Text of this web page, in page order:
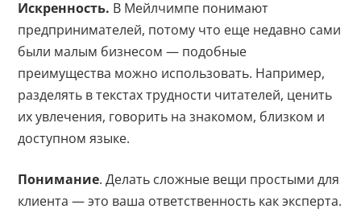
Искренность. В Мейлчимпе понимают
предпринимателей, потому что еще недавно сами
были малым бизнесом — подобные
преимущества можно использовать. Например,
разделять в текстах трудности читателей, ценить
их увлечения, говорить на знакомом, близком и
доступном языке.
Понимание. Делать сложные вещи простыми для
клиента — это ваша ответственность как эксперта.